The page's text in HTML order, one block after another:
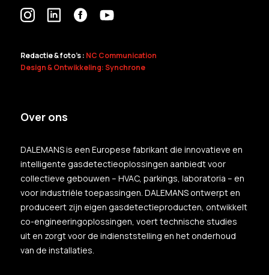
Redactie & foto's : NC Communication
Design & Ontwikkeling: Synchrone
Over ons
DALEMANS is een Europese fabrikant die innovatieve en
intelligente gasdetectieoplossingen aanbiedt voor
collectieve gebouwen – HVAC, parkings, laboratoria – en
voor industriële toepassingen. DALEMANS ontwerpt en
produceert zijn eigen gasdetectieproducten, ontwikkelt
co-engineeringoplossingen, voert technische studies
uit en zorgt voor de indienststelling en het onderhoud
van de installaties.